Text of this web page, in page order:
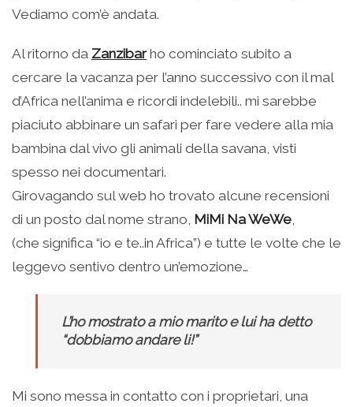
Vediamo com’è andata.
Al ritorno da Zanzibar ho cominciato subito a
cercare la vacanza per l’anno successivo con il mal
d’Africa nell’anima e ricordi indelebili.. mi sarebbe
piaciuto abbinare un safari per fare vedere alla mia
bambina dal vivo gli animali della savana, visti
spesso nei documentari.
Girovagando sul web ho trovato alcune recensioni
di un posto dal nome strano, MiMi Na WeWe
(che significa “io e te..in Africa”) e tutte le volte che le
leggevo sentivo dentro un’emozione…
L’ho mostrato a mio marito e lui ha detto
“dobbiamo andare li!”
Mi sono messa in contatto con i proprietari, una